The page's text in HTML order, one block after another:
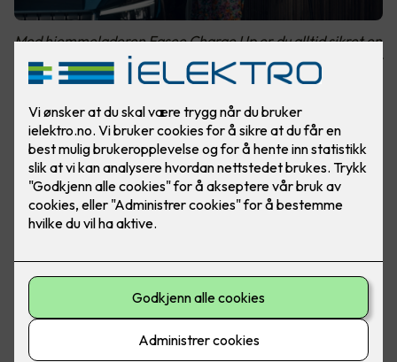
Med hjemmeladeren Easee Charge Up er du alltid sikret en
fulladet elbil. Laderen passer alle elbiler og er tilpasset ditt
hjem!
Enkel lading med Easee Charge Up -
tilpasset ditt hjem